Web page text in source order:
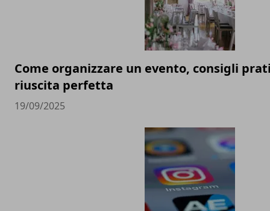
Come organizzare un evento, consigli
riuscita perfetta
19/09/2025